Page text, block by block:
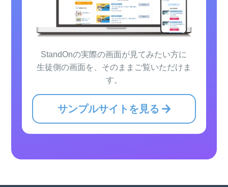
StandOnの実際の画面が見てみたい方に
生徒側の画面を、そのままご覧いただけま
す。
サンプルサイトを見る